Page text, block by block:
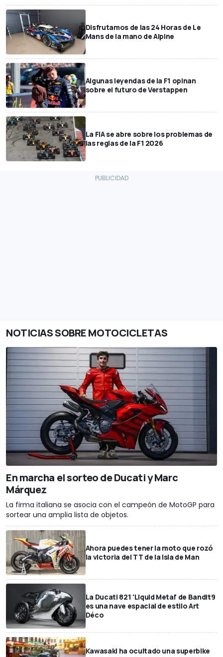
Disfrutamos de las 24 Horas de Le
Mans de la mano de Alpine
Algunas leyendas de la F1 opinan
sobre el futuro de Verstappen
La FIA se abre sobre los problemas de
las reglas de la F1 2026
NOTICIAS SOBRE MOTOCICLETAS
En marcha el sorteo de Ducati y Marc
Márquez
La firma italiana se asocia con el campeón de MotoGP para
sortear una amplia lista de objetos.
Ahora puedes tener la moto que rozó
la victoria del TT de la Isla de Man
La Ducati 821 'Liquid Metal' de Bandit9
es una nave espacial de estilo Art
Déco
Kawasaki ha ocultado una superbike